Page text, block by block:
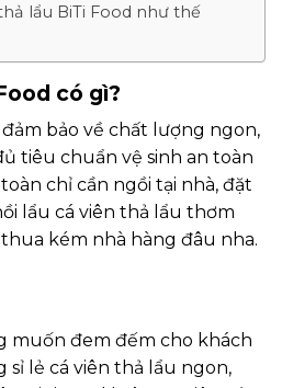
lẩu BiTi Food như thế
có gì?
bảo về chất lượng ngon,
tiêu chuẩn vệ sinh an toàn
chỉ cần ngồi tại nhà, đặt
lẩu cá viên thả lẩu thơm
kém nhà hàng đâu nha.
muốn đem đếm cho khách
sỉ lẻ cá viên thả lẩu ngon,